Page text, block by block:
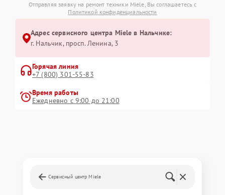
Отправляя заявку на ремонт техники Miele, Вы соглашаетесь с
Политикой конфиденциальности
Адрес сервисного центра Miele в Нальчике:
г. Нальчик, просп. Ленина, 3
Горячая линия
+7 (800) 301-55-83
Время работы
Ежедневно с 9:00 до 21:00
Сервисный центр Miele